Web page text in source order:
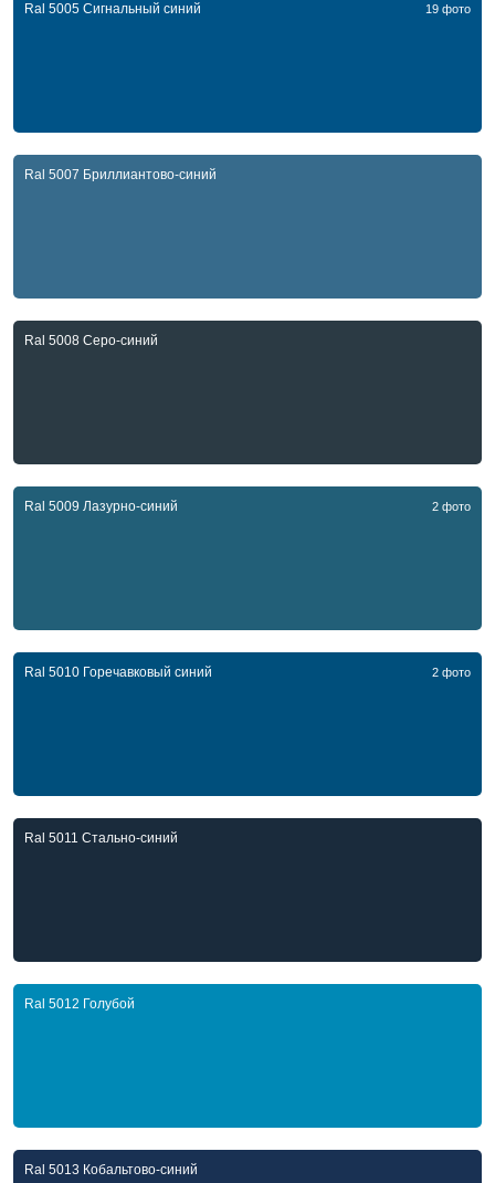
Ral 5005 Сигнальный синий 19 фото
Ral 5007 Бриллиантово-синий
Ral 5008 Серо-синий
Ral 5009 Лазурно-синий 2 фото
Ral 5010 Горечавковый синий 2 фото
Ral 5011 Стально-синий
Ral 5012 Голубой
Ral 5013 Кобальтово-синий